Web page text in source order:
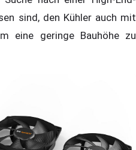
sind, den Kühler auch mit
eine geringe Bauhöhe zu